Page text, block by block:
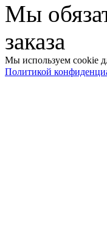
Мы
заказа
Мы используем cookie
Политикой